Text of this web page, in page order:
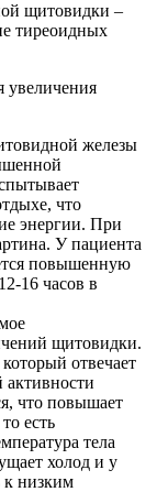
щитовидки –
тиреоидных
увеличения
железы
что
энергии. При
У пациента
повышенную
16 часов в
щитовидки.
отвечает
активности
что повышает
есть
тела
холод и у
к низким